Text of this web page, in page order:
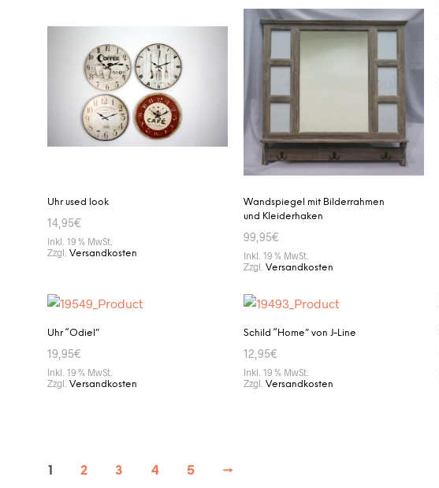
Uhr used look
14,95€
Inkl. 19 % MwSt.
Zzgl. Versandkosten
Wandspiegel mit Bilderrahmen
und Kleiderhaken
99,95€
Inkl. 19 % MwSt.
Zzgl. Versandkosten
Uhr “Odiel”
19,95€
Inkl. 19 % MwSt.
Zzgl. Versandkosten
Schild “Home” von J-Line
12,95€
Inkl. 19 % MwSt.
Zzgl. Versandkosten
1 2 3 4 5 →